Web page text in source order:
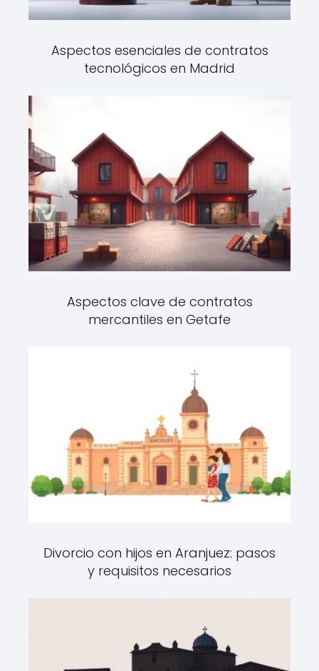
Aspectos esenciales de contratos
tecnológicos en Madrid
Aspectos clave de contratos
mercantiles en Getafe
Divorcio con hijos en Aranjuez: pasos
y requisitos necesarios